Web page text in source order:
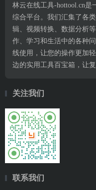
林云在线工具-hottool.cn是
综合平台。我们汇集了各
辑、视频转换、数据分析
作、学习和生活中的各种
线使用，让您的操作更加
边的实用工具百宝箱，让
关注我们
联系我们